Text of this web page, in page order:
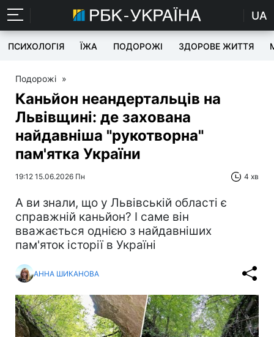
UA
ПСИХОЛОГІЯ ЇЖА ПОДОРОЖІ ЗДОРОВЕ ЖИТТЯ
Подорожі »
Каньйон неандертальців на
Львівщині: де захована
найдавніша "рукотворна"
пам'ятка України
19:12 15.06.2026 Пн 4 хв
А ви знали, що у Львівській області є
справжній каньйон? І саме він
вважається однією з найдавніших
пам'яток історії в Україні
АННА ШИКАНОВА